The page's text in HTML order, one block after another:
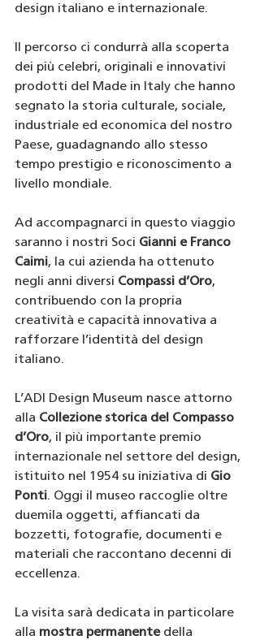
design italiano e internazionale.
Il percorso ci condurrà alla scoperta
dei più celebri, originali e innovativi
prodotti del Made in Italy che hanno
segnato la storia culturale, sociale,
industriale ed economica del nostro
Paese, guadagnando allo stesso
tempo prestigio e riconoscimento a
livello mondiale.
Ad accompagnarci in questo viaggio
saranno i nostri Soci Gianni e Franco
Caimi, la cui azienda ha ottenuto
negli anni diversi Compassi d’Oro,
contribuendo con la propria
creatività e capacità innovativa a
rafforzare l’identità del design
italiano.
L’ADI Design Museum nasce attorno
alla Collezione storica del Compasso
d’Oro, il più importante premio
internazionale nel settore del design,
istituito nel 1954 su iniziativa di Gio
Ponti. Oggi il museo raccoglie oltre
duemila oggetti, affiancati da
bozzetti, fotografie, documenti e
materiali che raccontano decenni di
eccellenza.
La visita sarà dedicata in particolare
alla mostra permanente della